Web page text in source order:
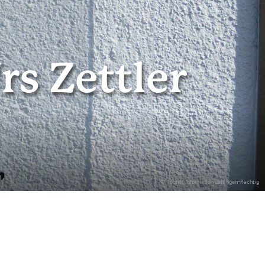
© Tourist Information Zeltingen-Rachtig
Zettler